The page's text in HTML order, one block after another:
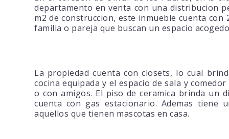
departamento en venta con una distribucion
m2 de construccion, este inmueble cuenta
familia o pareja que buscan un espacio
La propiedad cuenta con closets, lo cual
cocina equipada y el espacio de sala y
o con amigos. El piso de ceramica brinda un
cuenta con gas estacionario. Ademas
aquellos que tienen mascotas en casa.